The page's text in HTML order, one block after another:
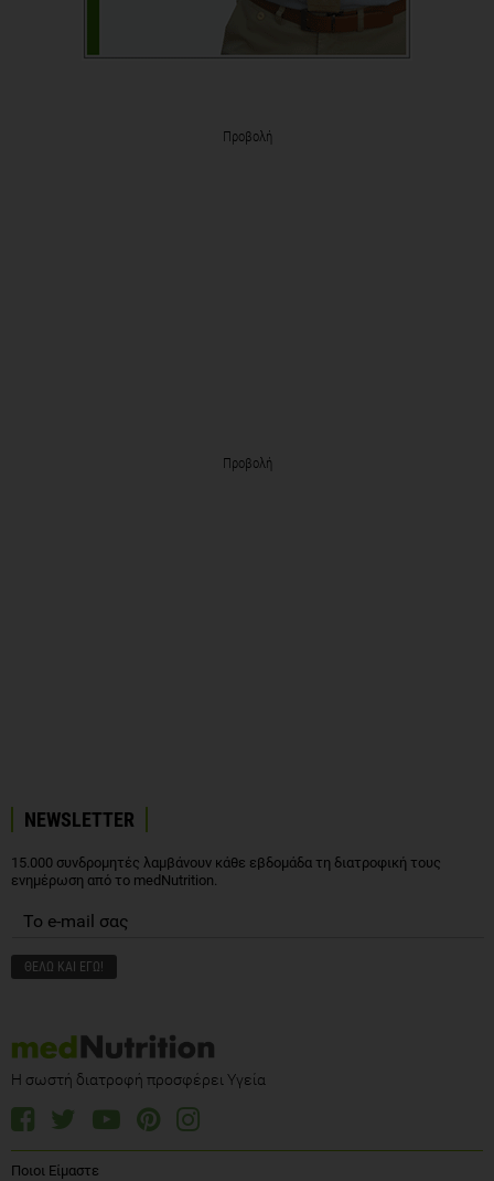
Προβολή
Προβολή
NEWSLETTER
15.000 συνδρομητές λαμβάνουν κάθε εβδομάδα τη διατροφική τους
ενημέρωση από το medNutrition.
Η σωστή διατροφή προσφέρει Υγεία
Ποιοι Είμαστε